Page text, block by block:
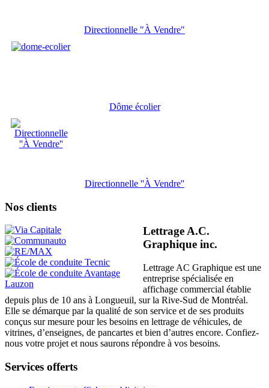
Directionnelle "À Vendre"
Dôme écolier
Directionnelle ''À Vendre''
Nos clients
Lettrage A.C.
Graphique inc.
Lettrage AC Graphique est une
entreprise spécialisée en
affichage commercial établie
depuis plus de 10 ans à Longueuil, sur la Rive-Sud de Montréal.
Elle se démarque par la qualité de son service et de ses produits
conçus sur mesure pour les besoins en lettrage de véhicules, de
vitrines, d’enseignes, de pancartes et bien d’autres encore. Confiez-
nous votre projet et nous saurons répondre à vos besoins.
Services offerts